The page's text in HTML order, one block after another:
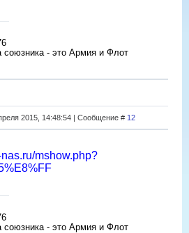
союзника - это Армия и Флот
2015, 14:48:54 | Сообщение # 12
mshow.php?
союзника - это Армия и Флот